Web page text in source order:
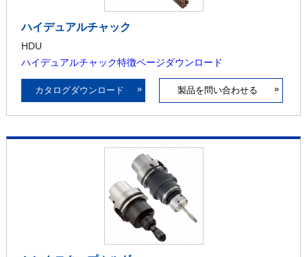
ハイデュアルチャック
HDU
ハイデュアルチャック特徴ページダウンロード
カタログダウンロード » 製品を問い合わせる »